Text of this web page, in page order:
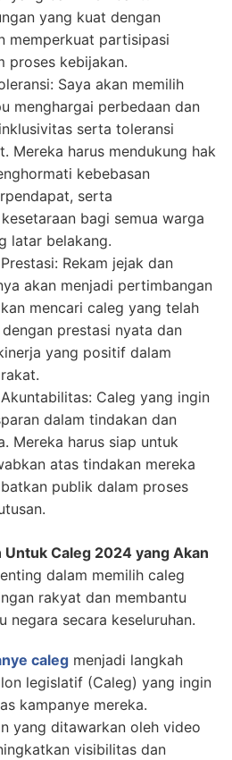
yang kuat dengan
memperkuat partisipasi
proses kebijakan.
Saya akan memilih
menghargai perbedaan dan
serta toleransi
Mereka harus mendukung hak
kebebasan
serta
bagi semua warga
latar belakang.
Rekam jejak dan
akan menjadi pertimbangan
mencari caleg yang telah
prestasi nyata dan
yang positif dalam
Caleg yang ingin
dalam tindakan dan
Mereka harus siap untuk
atas tindakan mereka
publik dalam proses
Untuk Caleg 2024 yang Akan
dalam memilih caleg
rakyat dan membantu
negara secara keseluruhan.
caleg menjadi langkah
legislatif (Caleg) yang ingin
kampanye mereka.
yang ditawarkan oleh video
visibilitas dan